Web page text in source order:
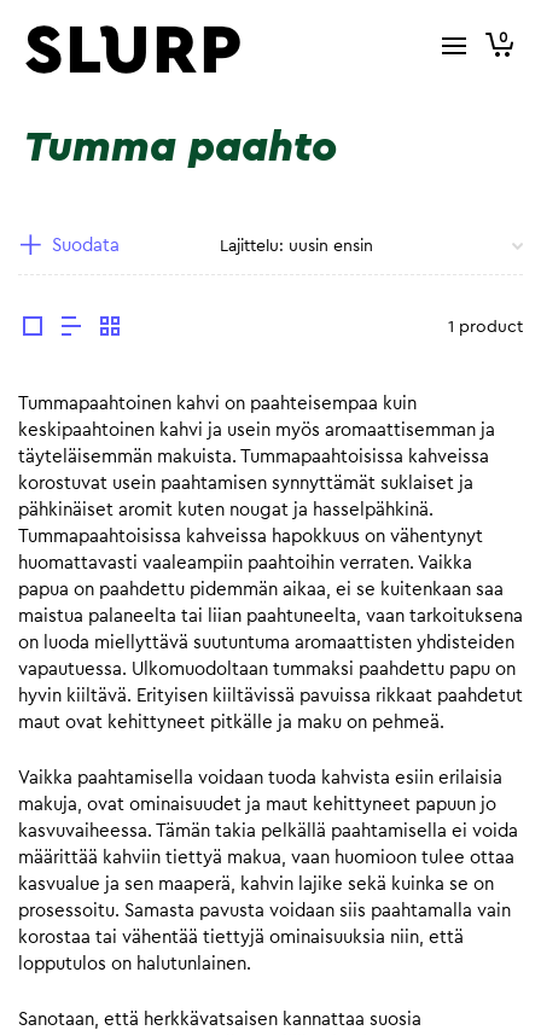
0
Tumma paahto
Suodata
1 product
Tummapaahtoinen kahvi on paahteisempaa kuin
keskipaahtoinen kahvi ja usein myös aromaattisemman ja
täyteläisemmän makuista. Tummapaahtoisissa kahveissa
korostuvat usein paahtamisen synnyttämät suklaiset ja
pähkinäiset aromit kuten nougat ja hasselpähkinä.
Tummapaahtoisissa kahveissa hapokkuus on vähentynyt
huomattavasti vaaleampiin paahtoihin verraten. Vaikka
papua on paahdettu pidemmän aikaa, ei se kuitenkaan saa
maistua palaneelta tai liian paahtuneelta, vaan tarkoituksena
on luoda miellyttävä suutuntuma aromaattisten yhdisteiden
vapautuessa. Ulkomuodoltaan tummaksi paahdettu papu on
hyvin kiiltävä. Erityisen kiiltävissä pavuissa rikkaat paahdetut
maut ovat kehittyneet pitkälle ja maku on pehmeä.
Vaikka paahtamisella voidaan tuoda kahvista esiin erilaisia
makuja, ovat ominaisuudet ja maut kehittyneet papuun jo
kasvuvaiheessa. Tämän takia pelkällä paahtamisella ei voida
määrittää kahviin tiettyä makua, vaan huomioon tulee ottaa
kasvualue ja sen maaperä, kahvin lajike sekä kuinka se on
prosessoitu. Samasta pavusta voidaan siis paahtamalla vain
korostaa tai vähentää tiettyjä ominaisuuksia niin, että
lopputulos on halutunlainen.
Sanotaan, että herkkävatsaisen kannattaa suosia